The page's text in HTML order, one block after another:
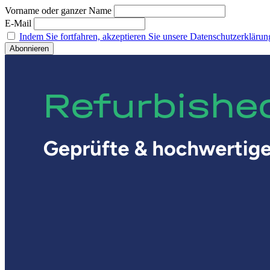
Vorname oder ganzer Name
E-Mail
Indem Sie fortfahren, akzeptieren Sie unsere